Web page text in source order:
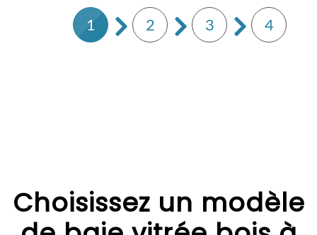
1 2 3 4
Choisissez un modèle